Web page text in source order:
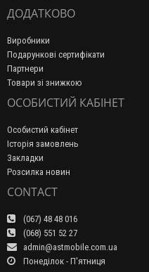
ДОДАТКОВО
Виробники
Подарункові сертифікати
Партнери
Товари зі знижкою
ОСОБИСТИЙ КАБІНЕТ
Особистий кабінет
Історія замовлень
Закладки
Розсилка новин
CONTACT
(067) 48 48 016
(068) 551 52 27
admin@astmobile.com.ua
Понеділок - П'ятниця